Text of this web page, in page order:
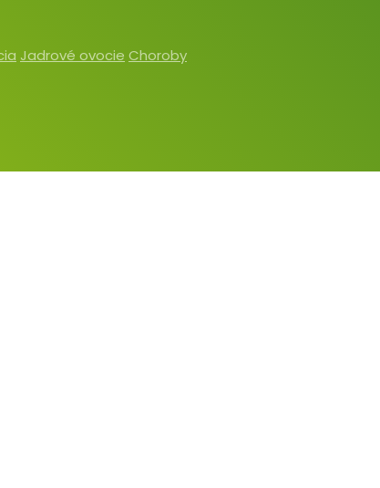
Jadrové ovocie Choroby